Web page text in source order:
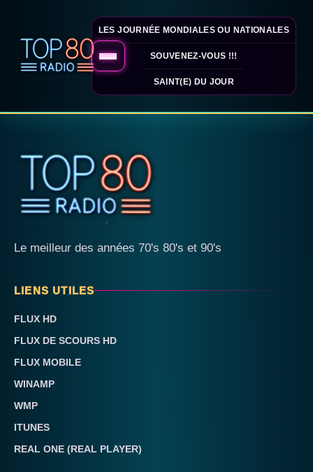
LES JOURNÉE MONDIALES OU NATIONALES
SOUVENEZ-VOUS !!!
SAINT(E) DU JOUR
Le meilleur des années 70's 80's et 90's
LIENS UTILES
FLUX HD
FLUX DE SCOURS HD
FLUX MOBILE
WINAMP
WMP
ITUNES
REAL ONE (REAL PLAYER)